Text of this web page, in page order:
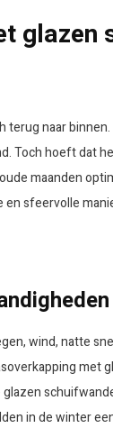
glazen
naar
Toch hoeft dat
maanden
sfeervolle
wind, natte
met
in de winter